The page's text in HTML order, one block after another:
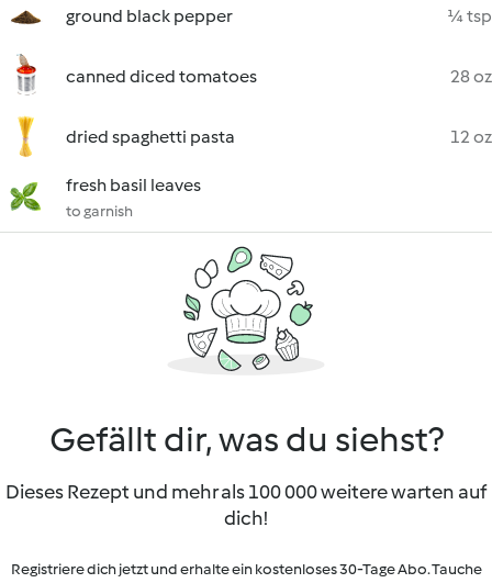
ground black pepper ¼ tsp
canned diced tomatoes 28 oz
dried spaghetti pasta 12 oz
fresh basil leaves
to garnish
Gefällt dir, was du siehst?
Dieses Rezept und mehr als 100 000 weitere warten auf
dich!
Registriere dich jetzt und erhalte ein kostenloses 30-Tage Abo. Tauche